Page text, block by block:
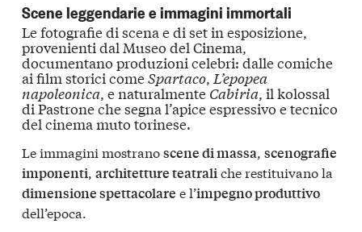
Scene leggendarie e immagini immortali
Lefotografie di scena e di setin esposizione,
provenienti dal Museo del Cinema,
documentano produzioni celebri: dallecomiche
ai film storici comeSpartaco, L’epopea
napoleonica, e naturalmente Cabiria, il kolossal
di Pastrone che segna l’apice espressivo e tecnico
del cinema muto torinese.
Le immagini mostranoscene di massa scenografie
imponenti architetture teatrali che restituivano la
dimensione spettacolare e l’impegno produttivo
dell’epoca.